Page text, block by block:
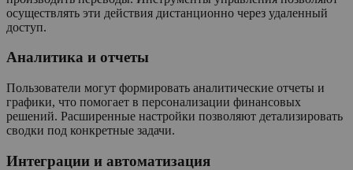
осуществлять эти действия дистанционно через удаленный
доступ.
Аналитика и отчеты
Пользователи могут формировать аналитические отчеты и
графики, что помогает в персонализации финансовых
решений. Расширенные настройки позволяют детализировать
сводки под конкретные задачи.
Интеграции и автоматизация